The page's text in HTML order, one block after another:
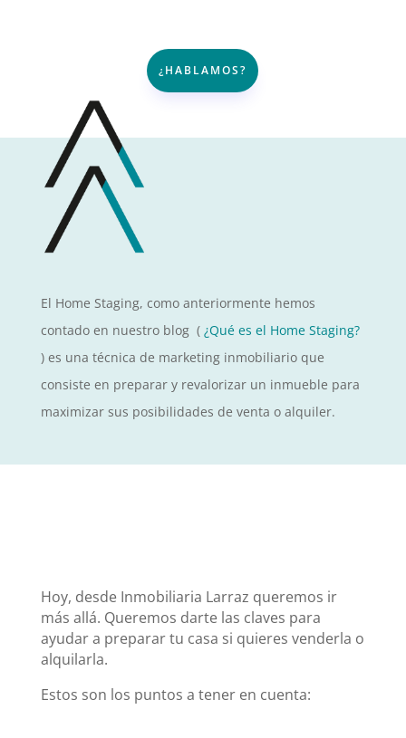
¿HABLAMOS?
El Home Staging, como anteriormente hemos
contado en nuestro blog (¿Qué es el Home Staging?
) es una técnica de marketing inmobiliario que
consiste en preparar y revalorizar un inmueble para
maximizar sus posibilidades de venta o alquiler.
Hoy, desde Inmobiliaria Larraz queremos ir
más allá. Queremos darte las claves para
ayudar a preparar tu casa si quieres venderla o
alquilarla.
Estos son los puntos a tener en cuenta: